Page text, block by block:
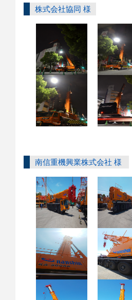
株式会社協同 様
南信重機興業株式会社 様